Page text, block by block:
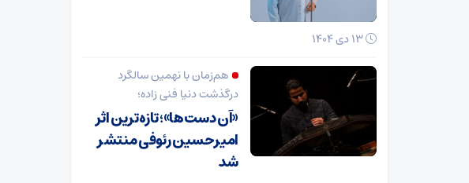
هم‌زمان با نهمین سالگرد
درگذشت دنیا فنی زاده؛
«آن دست‌ها»؛ تازه‌ترین اثر
امیرحسین رئوفی منتشر
شد